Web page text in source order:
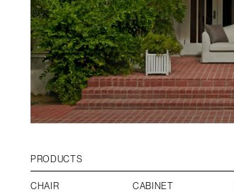
PRODUCTS
CHAIR CABINET